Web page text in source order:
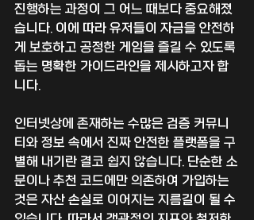
진행하는 과정이 그 어느 때보다 중요해졌
습니다. 이에 따라 유저들이 자금을 안전하
게 보호하고 공정한 게임을 즐길 수 있도록
돕는 명확한 가이드라인을 제시하고자 합
니다.
인터넷상에 존재하는 수많은 검증 커뮤니
티와 정보 속에서 진짜 안전한 플랫폼을 구
별해 내기란 결코 쉽지 않습니다. 단순한 소
문이나 추천 코드에만 의존하여 가입하는
것은 자산 손실로 이어지는 지름길이 될 수